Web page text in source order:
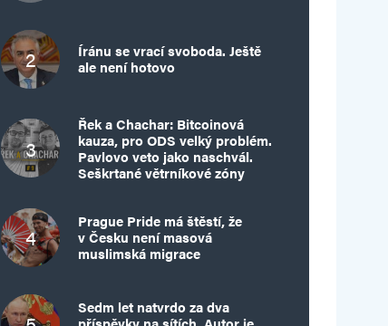
Íránu se vrací svoboda. Ještě
ale není hotovo
Řek a Chachar: Bitcoinová
kauza, pro ODS velký problém.
Pavlovo veto jako naschvál.
Seškrtané větrníkové zóny
Prague Pride má štěstí, že
v Česku není masová
muslimská migrace
Sedm let natvrdo za dva